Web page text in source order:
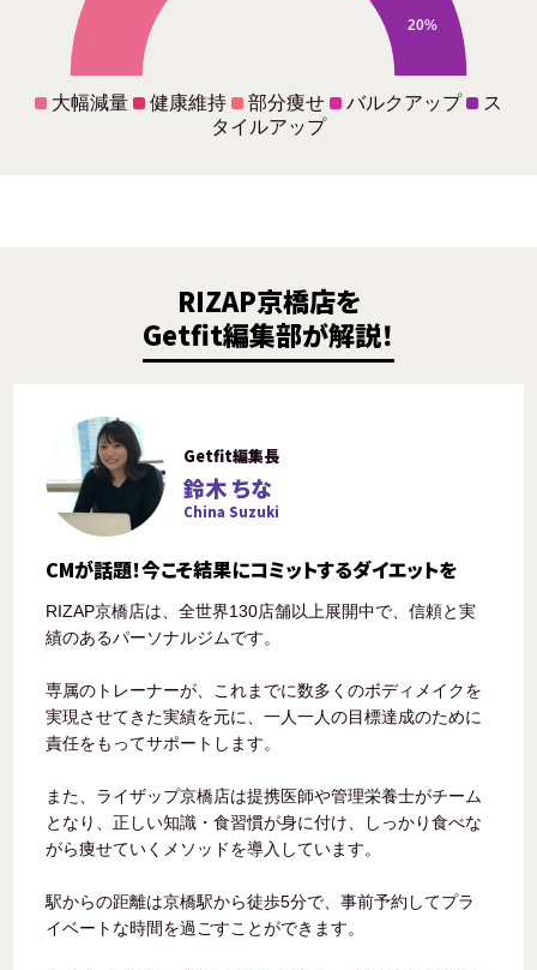
20%
大幅減量 健康維持 部分痩せ バルクアップ
ス
タイルアップ
RIZAP京橋店を
Getfit編集部が解説！
Getfit編集長
鈴木 ちな
China Suzuki
CMが話題！今こそ結果にコミットするダイエットを
RIZAP京橋店は、全世界130店舗以上展開中で、信頼と実
績のあるパーソナルジムです。
専属のトレーナーが、これまでに数多くのボディメイクを
実現させてきた実績を元に、一人一人の目標達成のために
責任をもってサポートします。
また、ライザップ京橋店は提携医師や管理栄養士がチーム
となり、正しい知識・食習慣が身に付け、しっかり食べな
がら痩せていくメソッドを導入しています。
駅からの距離は京橋駅から徒歩5分で、事前予約してプラ
イベートな時間を過ごすことができます。